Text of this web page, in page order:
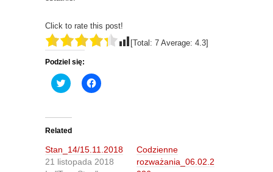
Click to rate this post!
[Total: 7 Average: 4.3]
Podziel się:
C
l
t
o
h
a
r
C
l
h
a
r
e
Related
Stan_14/15.11.2018
21 listopada 2018
Codzienne
rozważania_06.02.2